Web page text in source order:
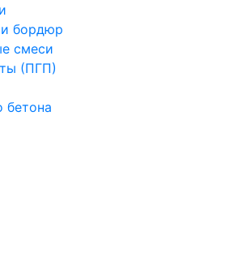
и бордюр
смеси
(ПГП)
бетона